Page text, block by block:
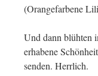
(Orangefarbene
Und dann blühten
erhabene
senden. Herrlich.